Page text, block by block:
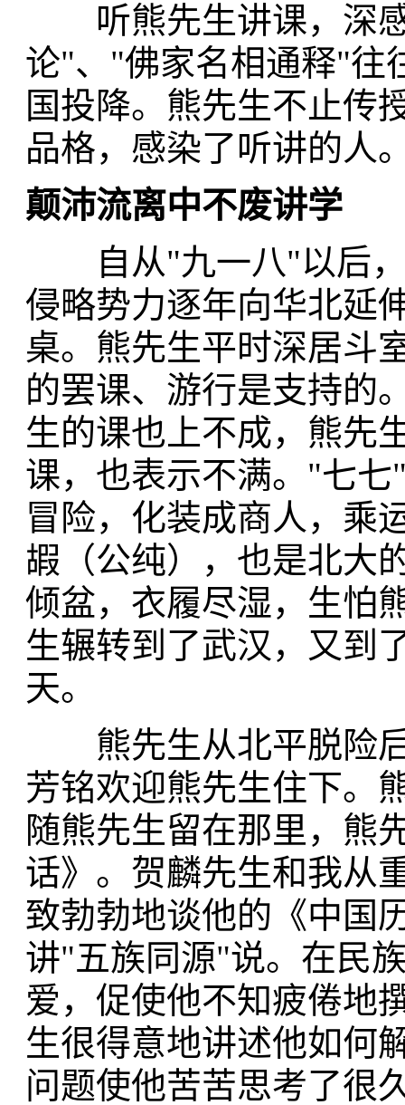
听熊先生讲课，深感
论"、"佛家名相通释"往
国投降。熊先生不止传
品格，感染了听讲的人
颠沛流离中不废讲学
自从"九一八"以后，
侵略势力逐年向华北延
桌。熊先生平时深居斗
的罢课、游行是支持的
生的课也上不成，熊先
课，也表示不满。"七
冒险，化装成商人，乘
嘏（公纯），也是北大
倾盆，衣履尽湿，生怕
生辗转到了武汉，又到
天。
熊先生从北平脱险后
芳铭欢迎熊先生住下。
随熊先生留在那里，熊
话》。贺麟先生和我从
致勃勃地谈他的《中国
讲"五族同源"说。在民
爱，促使他不知疲倦地
生很得意地讲述他如何
问题使他苦苦思考了很